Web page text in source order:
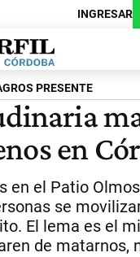
INGRESAR
PRESENTE
en
en el Patio
se
El lema es el
de matarnos,